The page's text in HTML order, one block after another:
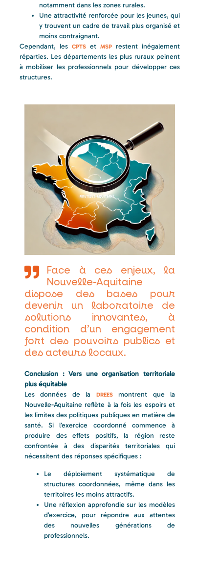
notamment dans les zones rurales.
Une attractivité renforcée pour les jeunes, qui
y trouvent un cadre de travail plus organisé et
moins contraignant.
Cependant, les CPTS et MSP restent inégalement
réparties. Les départements les plus ruraux peinent
à mobiliser les professionnels pour développer ces
structures.
Face à ces enjeux, la
Nouvelle-Aquitaine
dispose des bases pour
devenir un laboratoire de
solutions innovantes, à
condition d’un engagement
fort des pouvoirs publics et
des acteurs locaux.
Conclusion : Vers une organisation territoriale
plus équitable
Les données de la
DREESmontrent que la
Nouvelle-Aquitaine reflète à la fois les espoirs et
les limites des politiques publiques en matière de
santé. Si l’exercice coordonné commence à
produire des effets positifs, la région reste
confrontée à des disparités territoriales qui
nécessitent des réponses spécifiques :
Le déploiement systématique de
structures coordonnées, même dans les
territoires les moins attractifs.
Une réflexion approfondie sur les modèles
d’exercice, pour répondre aux attentes
des nouvelles générations de
professionnels.